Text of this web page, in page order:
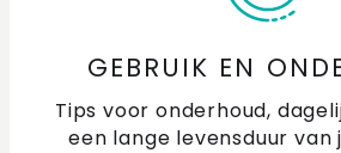
GEBRUIK EN
Tips voor onderhoud,
een lange levensduur van